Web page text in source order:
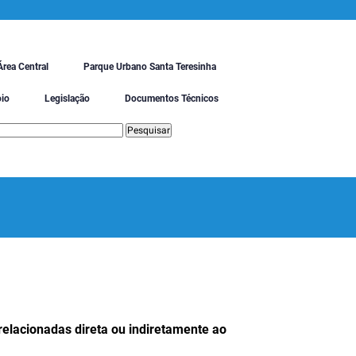
Central Parque Urbano Santa Teresinha
Legislação Documentos Técnicos
direta ou indiretamente ao